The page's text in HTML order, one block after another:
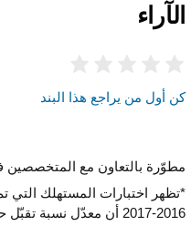
الآراء
كن أول من يراجع هذا البند
مطوّرة بالتعاون مع المتخصصين
*تظهر اختبارات المستهلك التي